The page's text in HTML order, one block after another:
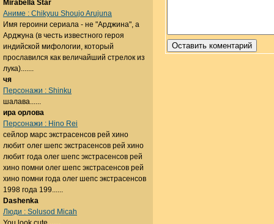
Mirabella Star
Аниме : Chikyuu Shoujo Arujuna
Имя героини сериала - не "Арджина", а
Арджуна (в честь известного героя
индийской мифологии, который
прославился как величайший стрелок из
лука).......
чя
Персонажи : Shinku
шалава......
ира орлова
Персонажи : Hino Rei
сейлор марс экстрасенсов рей хино
любит олег шепс экстрасенсов рей хино
любит года олег шепс экстрасенсов рей
хино помни олег шепс экстрасенсов рей
хино помни года олег шепс экстрасенсов
1998 года 199......
Dashenka
Люди : Solusod Micah